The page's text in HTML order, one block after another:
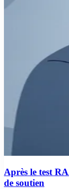
Après le test
de soutien